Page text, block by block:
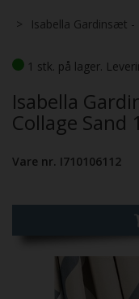
Isabella Gardinsæt -
1 stk. på lager.
Isabella
Collage Sand
Vare nr. I710106112